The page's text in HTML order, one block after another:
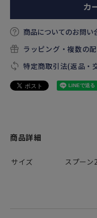
カ
商品についてのお問い
ラッピング・複数の
特定商取引法(返品・
商品詳細
サイズ スプー